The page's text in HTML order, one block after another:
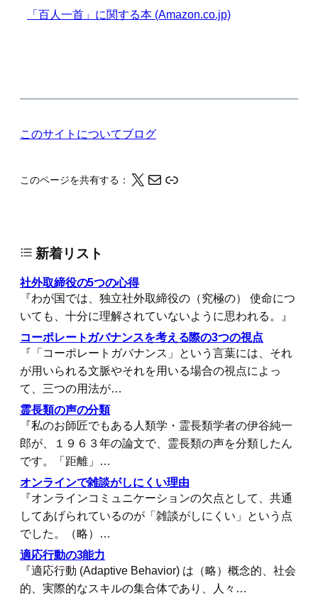
「百人一首」に関する本 (Amazon.co.jp)
このサイトについてブログ
このページを共有する： X メール このページの情報をクリップボードにコピーする
新着リスト
社外取締役の5つの心得
『わが国では、独立社外取締役の（究極の） 使命につ
いても、十分に理解されていないように思われる。』
コーポレートガバナンスを考える際の3つの視点
『「コーポレートガバナンス」という言葉には、それ
が用いられる文脈やそれを用いる場合の視点によっ
て、三つの用法が…
霊長類の声の分類
『私のお師匠でもある人類学・霊長類学者の伊谷純一
郎が、１９６３年の論文で、霊長類の声を分類したん
です。「距離」…
オンラインで雑談がしにくい理由
『オンラインコミュニケーションの欠点として、共通
してあげられているのが「雑談がしにくい」という点
でした。（略）…
適応行動の3能力
『適応行動 (Adaptive Behavior) は（略）概念的、社会
的、実際的なスキルの集合体であり、人々…